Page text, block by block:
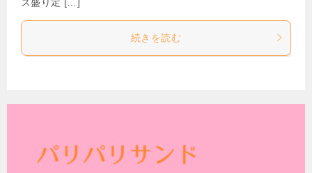
続きを読む